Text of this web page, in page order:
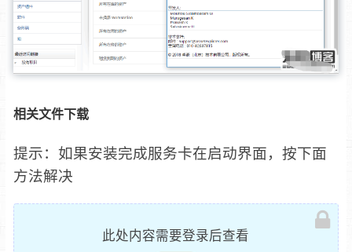
相关文件下载
提示：如果安装完成服务卡在启动界面，按下面
方法解决
此处内容需要登录后查看